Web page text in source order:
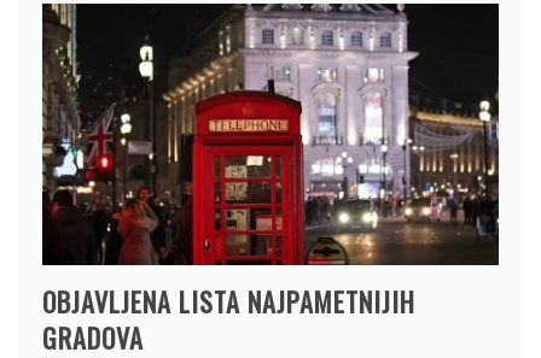
OBJAVLJENA LISTA NAJPAMETNIJIH
GRADOVA